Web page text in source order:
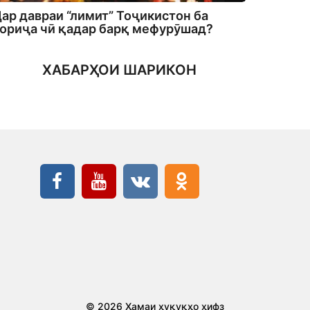
давраи “лимит” Тоҷикистон ба
чӣ қадар барқ мефурӯшад?
ХАБАРҲОИ ШАРИКОН
© 2026 Ҳамаи ҳуқуқҳо ҳифз